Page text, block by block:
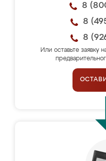
8
8
8
Или оставьте заявку